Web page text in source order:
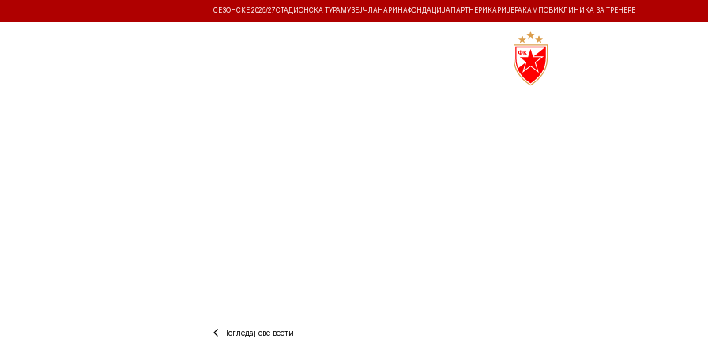
СЕЗОНСКЕ 2026/27СТАДИОНСКА ТУРА МУЗЕЈ ЧЛАНАРИНАФОНДАЦИЈА ПАРТНЕРИ КАРИЈЕРА КАМПОВИ КЛИНИКА ЗА ТРЕНЕРЕ
Погледај све вести